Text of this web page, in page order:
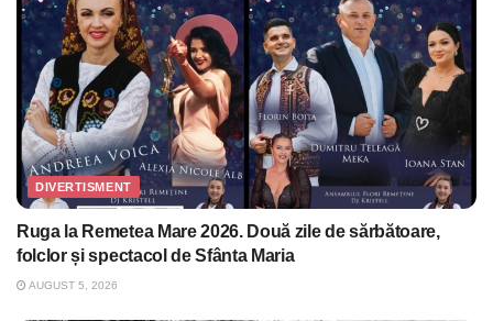
DIVERTISMENT
Ruga la Remetea Mare 2026. Două zile de sărbătoare,
folclor și spectacol de Sfânta Maria
AUGUST 5, 2026